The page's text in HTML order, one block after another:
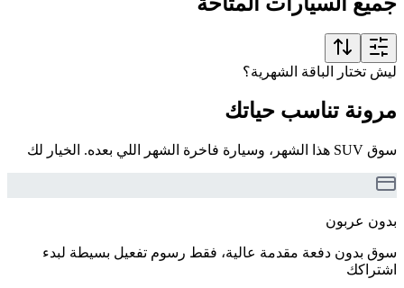
ليش تختار الباقة الشهرية؟
مرونة تناسب حياتك
سوق SUV هذا الشهر، وسيارة فاخرة الشهر اللي بعده. الخيار لك
بدون عربون
سوق بدون دفعة مقدمة عالية، فقط رسوم تفعيل بسيطة لبدء
اشتراكك